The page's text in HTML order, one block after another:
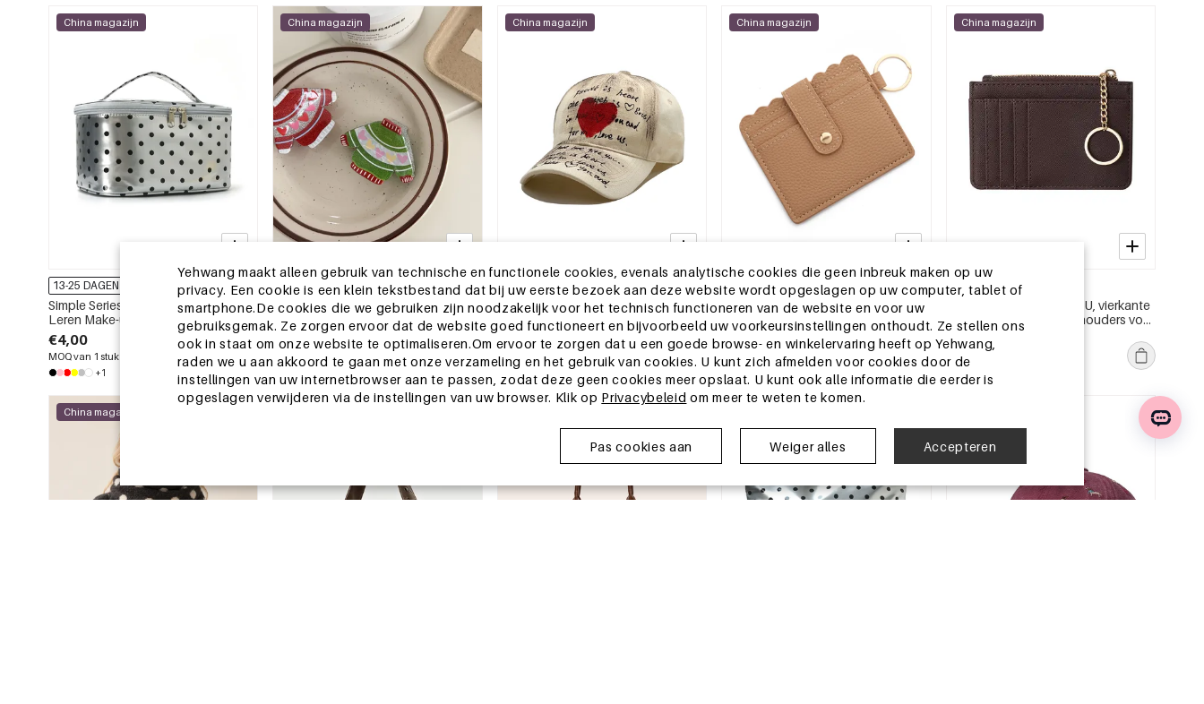
Yehwang maakt alleen gebruik van technische en functionele cookies, evenals analytische cookies die geen inbreuk maken op uw
privacy. Een cookie is een klein tekstbestand dat bij uw eerste bezoek aan deze website wordt opgeslagen op uw computer, tablet of
smartphone.De cookies die we gebruiken zijn noodzakelijk voor het technisch functioneren van de website en voor uw
gebruiksgemak. Ze zorgen ervoor dat de website goed functioneert en bijvoorbeeld uw voorkeursinstellingen onthoudt. Ze stellen ons
ook in staat om onze website te optimaliseren.Om ervoor te zorgen dat u een goede browse- en winkelervaring heeft op Yehwang,
raden we u aan akkoord te gaan met onze verzameling en het gebruik van cookies. U kunt zich afmelden voor cookies door de
instellingen van uw internetbrowser aan te passen, zodat deze geen cookies meer opslaat. U kunt ook alle informatie die eerder is
opgeslagen verwijderen via de instellingen van uw browser. Klik op Privacybeleid om meer te weten te komen.
Pas cookies aan Weiger alles Accepteren
China magazijn
13-25 DAGEN
Simple Series Dagelijkse Polka Dots
Leren Make-uptassen
€4,00
MOQ van 1 stuk
+1
China magazijn
13-25 DAGEN
Etnische serie schattige hartjes effen
kleur cartoon kerst PVC haarklauwen
€0,99
MOQ van 1 stuk
China magazijn
13-25 DAGEN
Leuke katoenen baseballpet met
dieren- en hartjesprint.
€5,83
MOQ van 1 stuk
China magazijn
13-25 DAGEN
Casual stijl, gewatteerde stiksels,
bedrukte effen luipaardprint,
dierenprint, PU, vierkante
portemonnees en kaarthouders voor
dames.
€2,08
MOQ van 2 stuks
+15
China magazijn
13-25 DAGEN
Casual stijl, effen kleur, PU, vierkante
portemonnees en kaarthouders voor
dames
€2,11
MOQ van 1 stuk
China magazijn